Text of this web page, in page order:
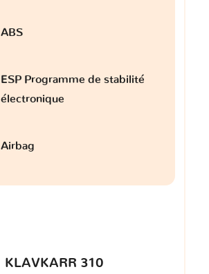
ABS
ESP Programme de stabilité
électronique
Airbag
KLAVKARR 310